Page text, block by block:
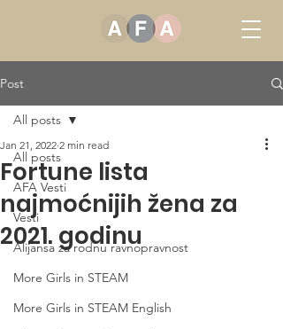
Post
All posts
AFA Vesti
Vesti
Alijansa za rodnu ravnopravnost
More Girls in STEAM
More Girls in STEAM English
All posts
Fortune lista
najmoćnijih žena za
2021. godinu
Jan 21, 2022 2 min read